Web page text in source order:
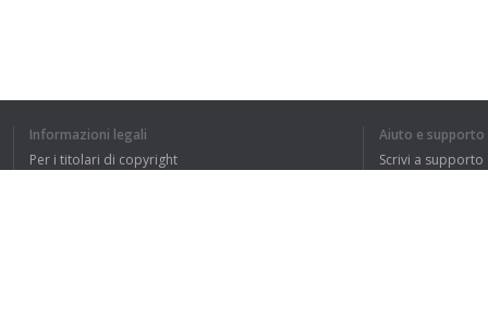
Informazioni legali
Per i titolari di copyright
Aiuto e supporto
Scrivi a supporto